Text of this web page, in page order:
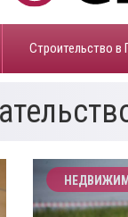
Строительство в